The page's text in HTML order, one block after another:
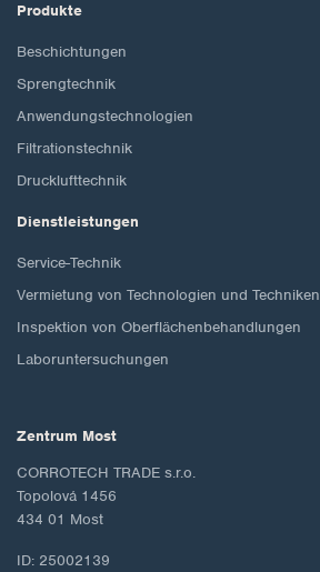
Produkte
Beschichtungen
Sprengtechnik
Anwendungstechnologien
Filtrationstechnik
Drucklufttechnik
Dienstleistungen
Service-Technik
Vermietung von Technologien und Techniken
Inspektion von Oberflächenbehandlungen
Laboruntersuchungen
Zentrum Most
CORROTECH TRADE s.r.o.
Topolová 1456
434 01 Most
ID: 25002139